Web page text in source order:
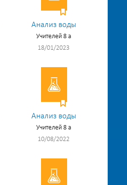
Анализ воды
Учителей 8 а
18/01/2023
Анализ воды
Учителей 8 а
10/08/2022